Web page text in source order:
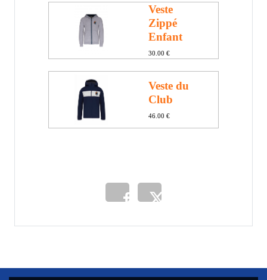
Veste
Zippé
Enfant
30.00 €
Veste du
Club
46.00 €